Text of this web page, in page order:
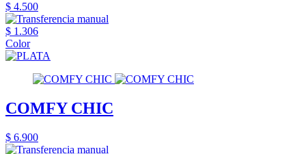
$ 4.500
$ 1.306
Color
COMFY CHIC
$ 6.900